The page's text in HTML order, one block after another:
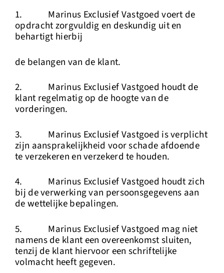
1. Marinus Exclusief Vastgoed voert de
opdracht zorgvuldig en deskundig uit en
behartigt hierbij
de belangen van de klant.
2. Marinus Exclusief Vastgoed houdt de
klant regelmatig op de hoogte van de
vorderingen.
3. Marinus Exclusief Vastgoed is verplicht
zijn aansprakelijkheid voor schade afdoende
te verzekeren en verzekerd te houden.
4. Marinus Exclusief Vastgoed houdt zich
bij de verwerking van persoonsgegevens aan
de wettelijke bepalingen.
5. Marinus Exclusief Vastgoed mag niet
namens de klant een overeenkomst sluiten,
tenzij de klant hiervoor een schriftelijke
volmacht heeft gegeven.